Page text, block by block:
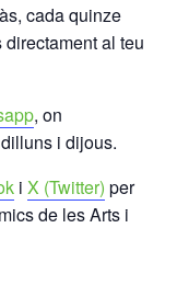
cada quinze
al teu
, on
i dijous.
i X (Twitter) per
de les Arts i